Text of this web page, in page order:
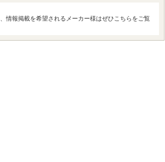
情報掲載を希望されるメーカー様はぜひこちらをご覧